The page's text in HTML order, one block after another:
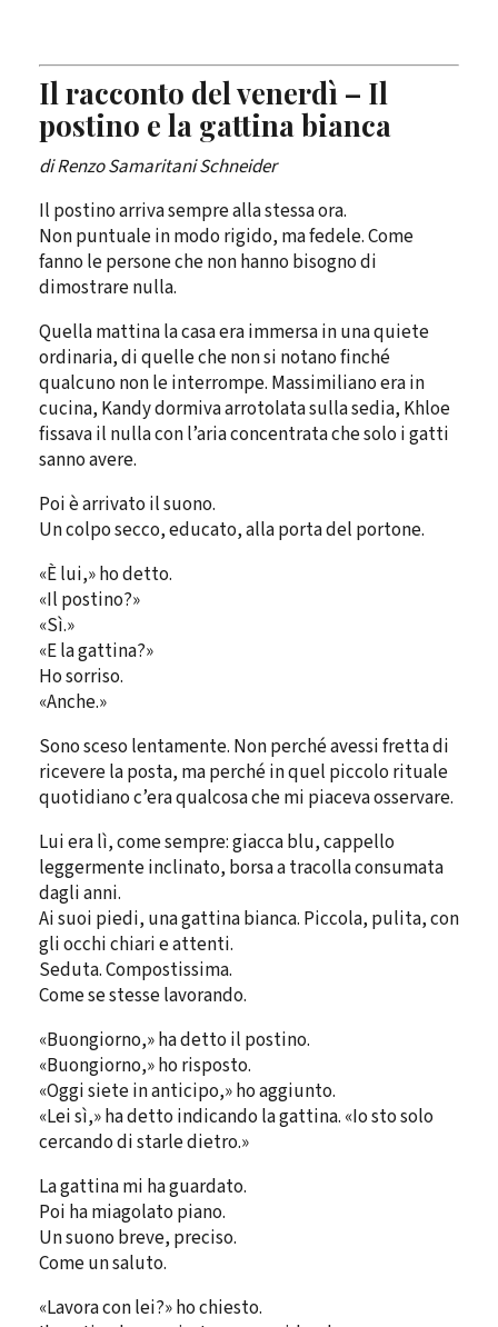
Il racconto del venerdì – Il
postino e la gattina bianca
di Renzo Samaritani Schneider
Il postino arriva sempre alla stessa ora.
Non puntuale in modo rigido, ma fedele. Come
fanno le persone che non hanno bisogno di
dimostrare nulla.
Quella mattina la casa era immersa in una quiete
ordinaria, di quelle che non si notano finché
qualcuno non le interrompe. Massimiliano era in
cucina, Kandy dormiva arrotolata sulla sedia, Khloe
fissava il nulla con l’aria concentrata che solo i gatti
sanno avere.
Poi è arrivato il suono.
Un colpo secco, educato, alla porta del portone.
«È lui,» ho detto.
«Il postino?»
«Sì.»
«E la gattina?»
Ho sorriso.
«Anche.»
Sono sceso lentamente. Non perché avessi fretta di
ricevere la posta, ma perché in quel piccolo rituale
quotidiano c’era qualcosa che mi piaceva osservare.
Lui era lì, come sempre: giacca blu, cappello
leggermente inclinato, borsa a tracolla consumata
dagli anni.
Ai suoi piedi, una gattina bianca. Piccola, pulita, con
gli occhi chiari e attenti.
Seduta. Compostissima.
Come se stesse lavorando.
«Buongiorno,» ha detto il postino.
«Buongiorno,» ho risposto.
«Oggi siete in anticipo,» ho aggiunto.
«Lei sì,» ha detto indicando la gattina. «Io sto solo
cercando di starle dietro.»
La gattina mi ha guardato.
Poi ha miagolato piano.
Un suono breve, preciso.
Come un saluto.
«Lavora con lei?» ho chiesto.